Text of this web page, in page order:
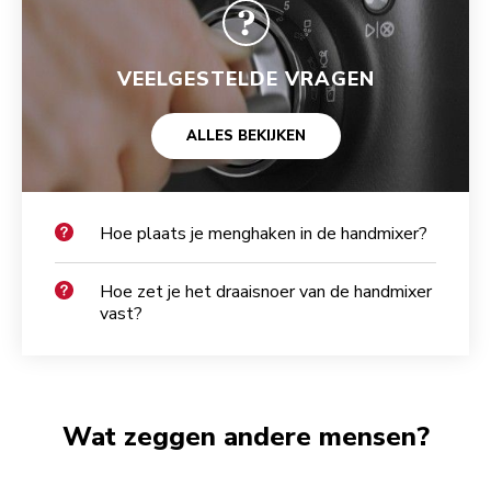
VEELGESTELDE VRAGEN
ALLES BEKIJKEN
Hoe plaats je menghaken in de handmixer?
Hoe zet je het draaisnoer van de handmixer
vast?
Wat zeggen andere mensen?